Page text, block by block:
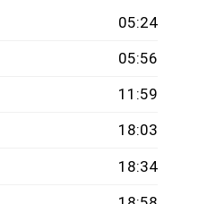
05:24
05:56
11:59
18:03
18:34